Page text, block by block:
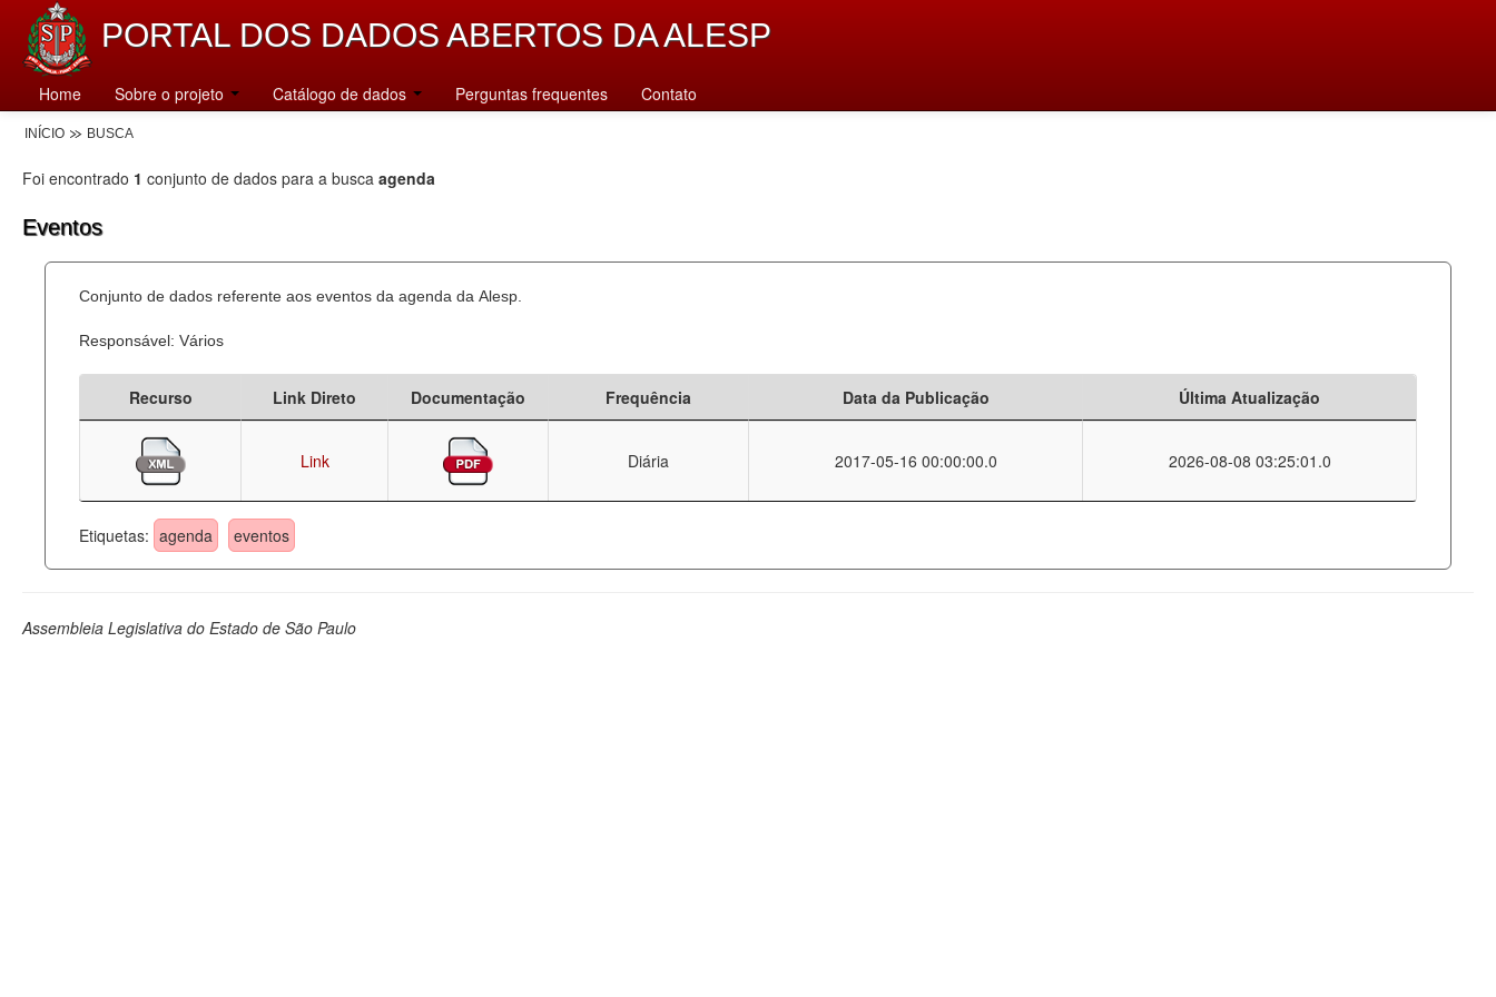
PORTAL DOS DADOS ABERTOS DA ALESP
Home Sobre o projeto Catálogo de dados Perguntas frequentes Contato
INÍCIO BUSCA
Foi encontrado 1 conjunto de dados para a busca agenda
Eventos
Conjunto de dados referente aos eventos da agenda da Alesp.
Responsável: Vários
Recurso Link Direto Documentação Frequência Data da Publicação Última Atualização
Link Diária 2017-05-16 00:00:00.0 2026-08-08 03:25:01.0
Etiquetas: agenda eventos
Assembleia Legislativa do Estado de São Paulo